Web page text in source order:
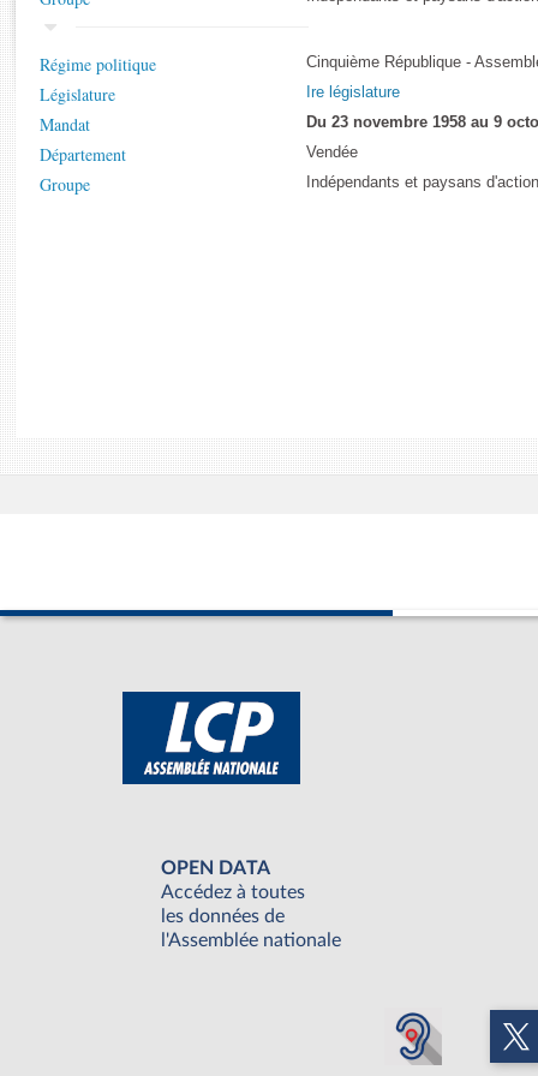
Rapports d'enquête
Rapports sur l'application des lois
Baromètre de l’application des lois
Dossiers législatifs
Budget et sécurité sociale
Régime politique Cinquième République -
Législature Ire législature
Mandat Du 23 novembre 1958 au 9
Département Vendée
Groupe Indépendants et paysans
OPEN DATA
Accédez à toutes
les données de
l'Assemblée nationale